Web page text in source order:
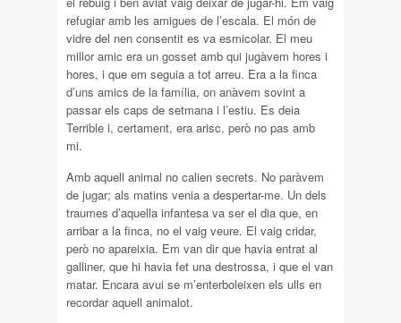
refugiar amb les amigues de l’escala. El món de
vidre del nen consentit es va esmicolar. El meu
millor amic era un gosset amb qui jugàvem hores i
hores, i que em seguia a tot arreu. Era a la finca
d’uns amics de la família, on anàvem sovint a
passar els caps de setmana i l’estiu. Es deia
Terrible i, certament, era arisc, però no pas amb
mi.
Amb aquell animal no calien secrets. No paràvem
de jugar; als matins venia a despertar-me. Un dels
traumes d’aquella infantesa va ser el dia que, en
arribar a la finca, no el vaig veure. El vaig cridar,
però no apareixia. Em van dir que havia entrat al
galliner, que hi havia fet una destrossa, i que el van
matar. Encara avui se m’enterboleixen els ulls en
recordar aquell animalot.